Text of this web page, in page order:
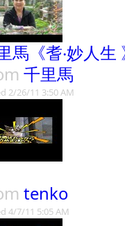
馬《耆‧妙人
千里馬
2/26/11 3:50 AM
tenko
4/7/11 5:05 AM